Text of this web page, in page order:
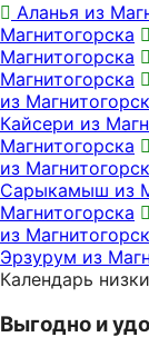
Аланья из
Магнитогорска
Магнитогорска
Магнитогорска
из
Кайсери из
Магнитогорска
из
Сарыкамыш из
Магнитогорска
из
Эрзурум из
Календарь
Выгодно и